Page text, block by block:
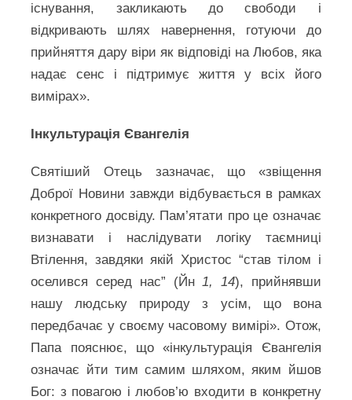
існування, закликають до свободи і
відкривають шлях навернення, готуючи до
прийняття дару віри як відповіді на Любов, яка
надає сенс і підтримує життя у всіх його
вимірах».
Інкультурація Євангелія
Святіший Отець зазначає, що «звіщення
Доброї Новини завжди відбувається в рамках
конкретного досвіду. Пам’ятати про це означає
визнавати і наслідувати логіку таємниці
Втілення, завдяки якій Христос “став тілом і
оселився серед нас” (Йн1, 14), прийнявши
нашу людську природу з усім, що вона
передбачає у своєму часовому вимірі». Отож,
Папа пояснює, що «інкультурація Євангелія
означає йти тим самим шляхом, яким йшов
Бог: з повагою і любов’ю входити в конкретну